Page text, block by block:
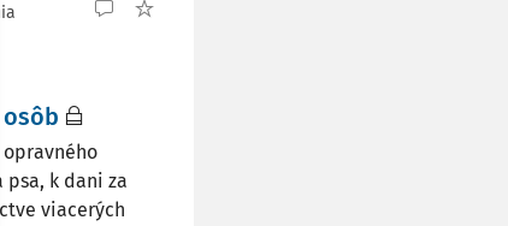
k dani za
viacerých